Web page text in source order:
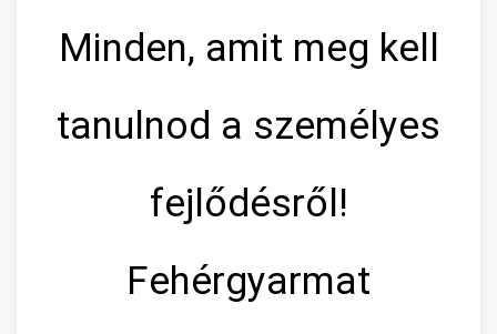
Minden, amit meg kell
tanulnod a személyes
fejlődésről!
Fehérgyarmat